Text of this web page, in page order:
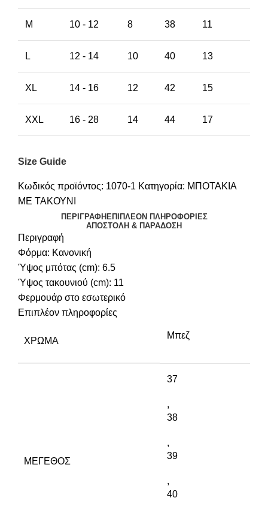
M 10 - 12 8 38 11
L 12 - 14 10 40 13
XL 14 - 16 12 42 15
XXL 16 - 28 14 44 17
Size Guide
Κωδικός προϊόντος: 1070-1 Κατηγορία: ΜΠΟΤΑΚΙΑ
ΜΕ ΤΑΚΟΥΝΙ
ΠΕΡΙΓΡΑΦΉΕΠΙΠΛΈΟΝ ΠΛΗΡΟΦΟΡΊΕΣ
ΑΠΟΣΤΟΛΉ & ΠΑΡΆΔΟΣΗ
Περιγραφή
Φόρμα: Κανονική
Ύψος μπότας (cm): 6.5
Ύψος τακουνιού (cm): 11
Φερμουάρ στο εσωτερικό
Επιπλέον πληροφορίες
ΧΡΏΜΑ
Μπεζ
ΜΈΓΕΘΟΣ
37
,
38
,
39
,
40